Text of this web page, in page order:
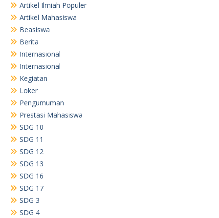
Artikel Ilmiah Populer
Artikel Mahasiswa
Beasiswa
Berita
Internasional
Internasional
Kegiatan
Loker
Pengumuman
Prestasi Mahasiswa
SDG 10
SDG 11
SDG 12
SDG 13
SDG 16
SDG 17
SDG 3
SDG 4